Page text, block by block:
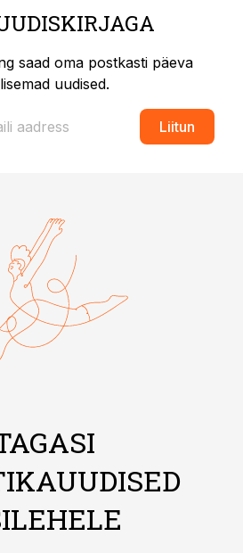
saad oma postkasti päeva
uudised.
Liitun